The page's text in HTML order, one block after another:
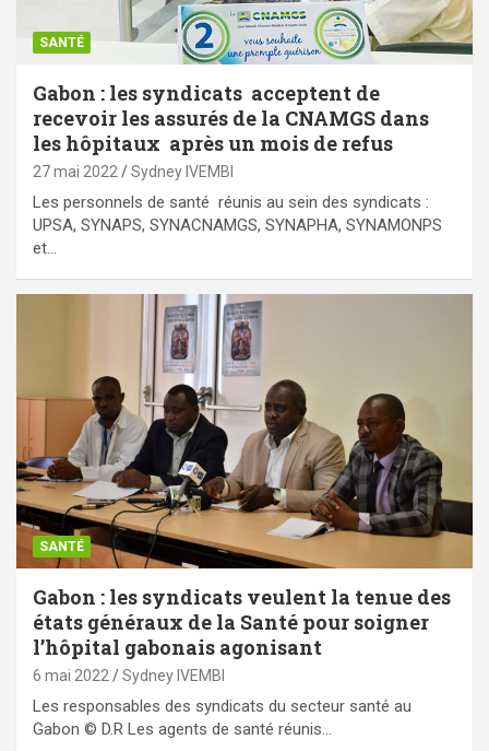
SANTÉ
Gabon : les syndicats acceptent de
recevoir les assurés de la CNAMGS dans
les hôpitaux après un mois de refus
27 mai 2022 Sydney IVEMBI
Les personnels de santé réunis au sein des syndicats :
UPSA, SYNAPS, SYNACNAMGS, SYNAPHA, SYNAMONPS
et…
SANTÉ
Gabon : les syndicats veulent la tenue des
états généraux de la Santé pour soigner
l’hôpital gabonais agonisant
6 mai 2022 Sydney IVEMBI
Les responsables des syndicats du secteur santé au
Gabon © D.R Les agents de santé réunis…